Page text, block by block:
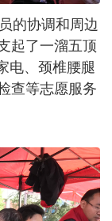
的协调和周边
起了一溜五顶
电、颈椎腰腿
查等志愿服务